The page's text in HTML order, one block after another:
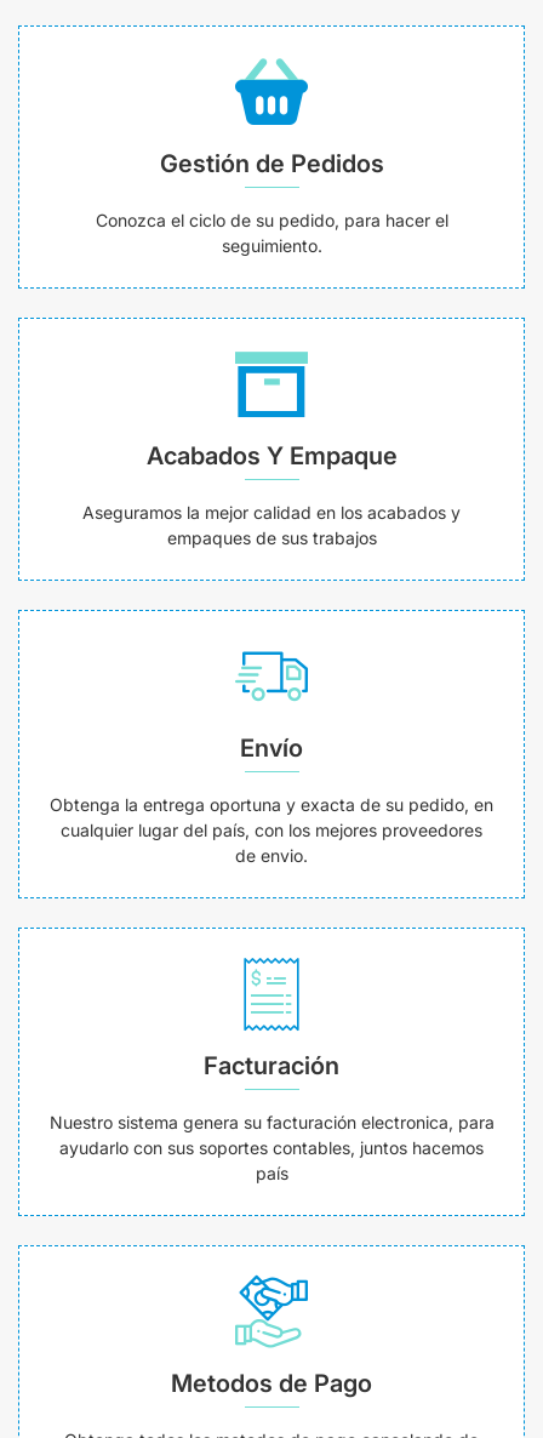
Gestión de Pedidos
Conozca el ciclo de su pedido, para hacer el
seguimiento.
Acabados Y Empaque
Aseguramos la mejor calidad en los acabados y
empaques de sus trabajos
Envío
Obtenga la entrega oportuna y exacta de su pedido, en
cualquier lugar del país, con los mejores proveedores
de envio.
Facturación
Nuestro sistema genera su facturación electronica, para
ayudarlo con sus soportes contables, juntos hacemos
país
Metodos de Pago